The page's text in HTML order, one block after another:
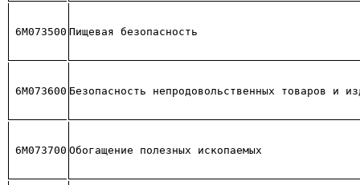
6М073500 Пищевая безопасность
6М073600 Безопасность непродовольственных товаров и
6М073700 Обогащение полезных ископаемых